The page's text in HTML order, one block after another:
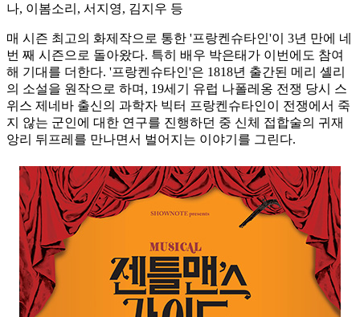
나, 이봄소리, 서지영, 김지우 등
매 시즌 최고의 화제작으로 통한 '프랑켄슈타인'이 3년 만에 네
번 째 시즌으로 돌아왔다. 특히 배우 박은태가 이번에도 참여
해 기대를 더한다. '프랑켄슈타인'은 1818년 출간된 메리 셸리
의 소설을 원작으로 하며, 19세기 유럽 나폴레옹 전쟁 당시 스
위스 제네바 출신의 과학자 빅터 프랑켄슈타인이 전쟁에서 죽
지 않는 군인에 대한 연구를 진행하던 중 신체 접합술의 귀재
앙리 뒤프레를 만나면서 벌어지는 이야기를 그린다.